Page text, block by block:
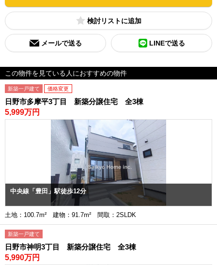
検討リスト
メールで送る LINEで送る
この物件を見ている人におすすめの物件
新築一戸建て 価格変更
日野市多摩平3丁目 新築分譲住宅 全3棟
5,999万円
中央線「豊田」駅徒歩12分
土地：100.7m² 建物：91.7m² 間取：2SLDK
新築一戸建て
日野市神明3丁目 新築分譲住宅 全3棟
5,990万円